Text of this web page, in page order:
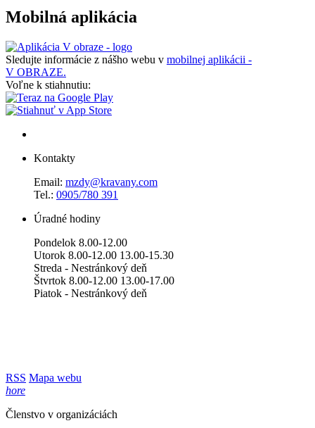
Mobilná aplikácia
Sledujte informácie z nášho webu v mobilnej aplikácii -
V OBRAZE.
Voľne k stiahnutiu:
Kontakty
Email: mzdy@kravany.com
Tel.: 0905/780 391
Úradné hodiny
Pondelok 8.00-12.00
Utorok 8.00-12.00 13.00-15.30
Streda - Nestránkový deň
Štvrtok 8.00-12.00 13.00-17.00
Piatok - Nestránkový deň
RSS Mapa webu
hore
Členstvo v organizáciách